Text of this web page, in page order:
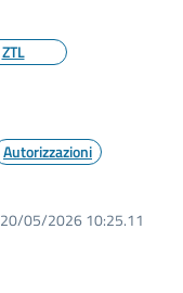
ZTL
Autorizzazioni
20/05/2026 10:25.11